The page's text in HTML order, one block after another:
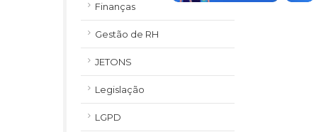
Finanças
Gestão de RH
JETONS
Legislação
LGPD